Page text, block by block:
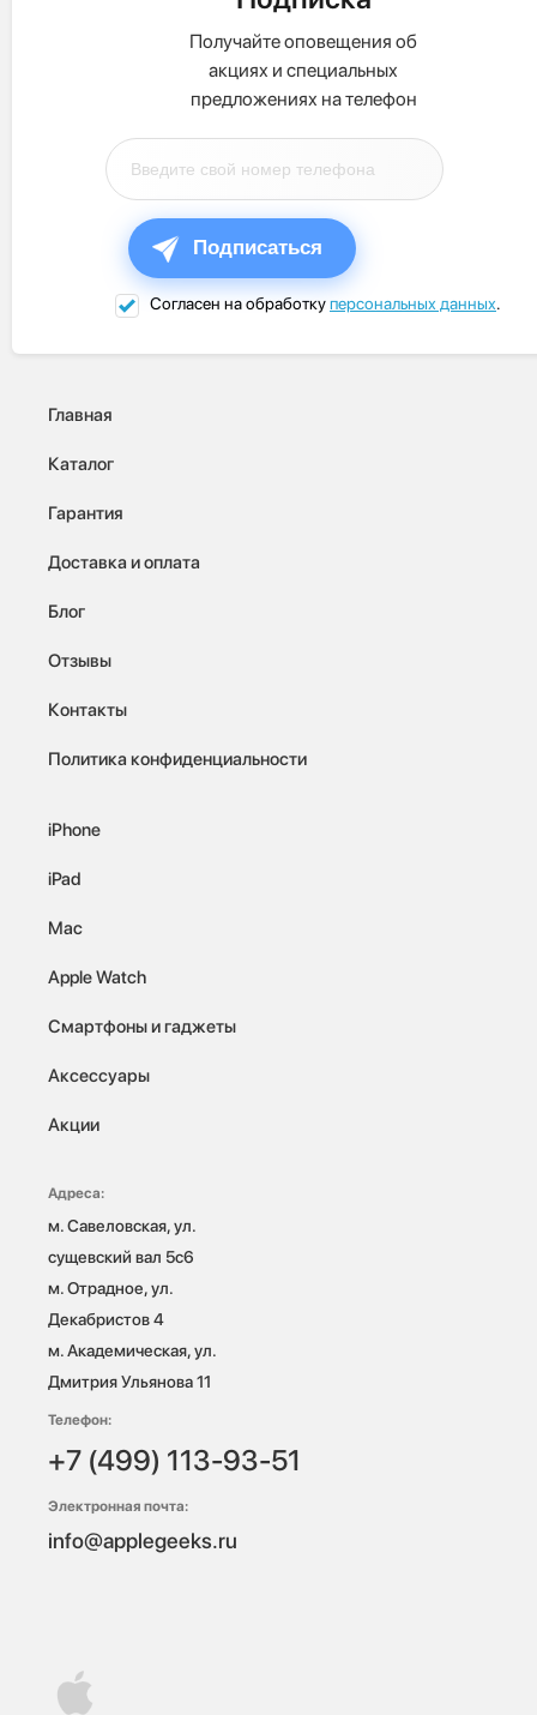
Получайте оповещения об
акциях и специальных
предложениях на телефон
Подписаться
Согласен на обработкуперсональных данных.
Главная
Каталог
Гарантия
Доставка и оплата
Блог
Отзывы
Контакты
Политика конфиденциальности
iPhone
iPad
Mac
Apple Watch
Смартфоны и гаджеты
Аксессуары
Акции
Адреса:
м. Савеловская, ул.
сущевский вал 5с6
м. Отрадное, ул.
Декабристов 4
м. Академическая, ул.
Дмитрия Ульянова 11
Телефон:
+7 (499) 113-93-51
Электронная почта:
info@applegeeks.ru